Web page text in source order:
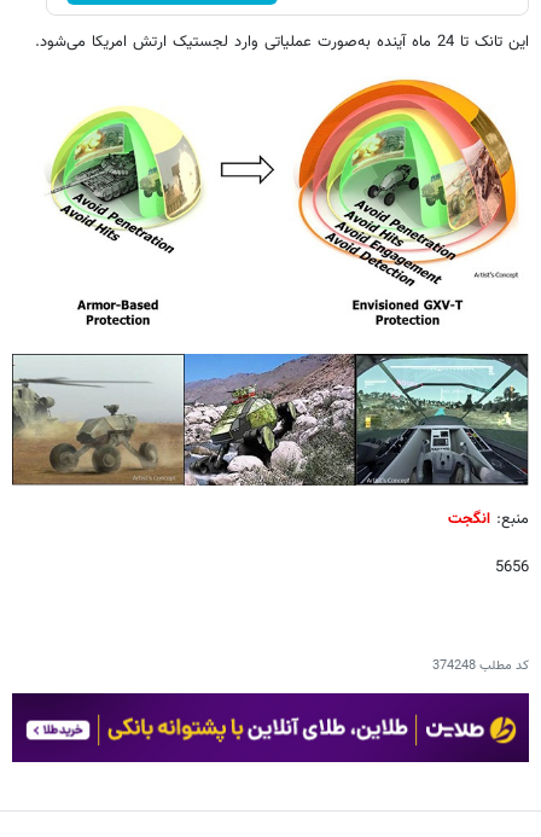
این تانک تا 24 ماه آینده به‌صورت عملیاتی وارد لجستیک ارتش امریکا می‌شود.
منبع: انگجت
5656
کد مطلب374248